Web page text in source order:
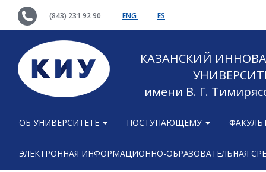
(843) 231 92 90 ENG ES
КАЗАНСКИЙ
имени В. Г.
ОБ УНИВЕРСИТЕТЕ ПОСТУПАЮЩЕМУ
ЭЛЕКТРОННАЯ ИНФОРМАЦИОННО-ОБРАЗОВАТЕЛЬНАЯ